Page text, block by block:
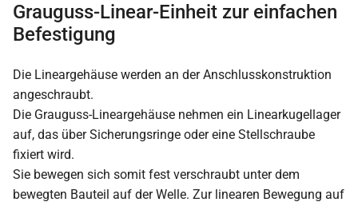
Grauguss-Linear-Einheit zur einfachen
Befestigung
Die Lineargehäuse werden an der Anschlusskonstruktion
angeschraubt.
Die Grauguss-Lineargehäuse nehmen ein Linearkugellager
auf, das über Sicherungsringe oder eine Stellschraube
fixiert wird.
Sie bewegen sich somit fest verschraubt unter dem
bewegten Bauteil auf der Welle. Zur linearen Bewegung auf